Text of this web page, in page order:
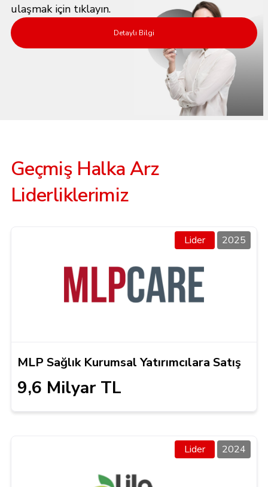
ulaşmak için tıklayın.
Detaylı Bilgi
Geçmiş Halka Arz
Liderliklerimiz
Lider 2025
MLP Sağlık Kurumsal Yatırımcılara Satış
9,6 Milyar TL
Lider 2024